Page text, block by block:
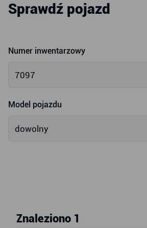
Sprawdź pojazd
Numer inwentarzowy
7097
Model pojazdu
dowolny
Znaleziono 1